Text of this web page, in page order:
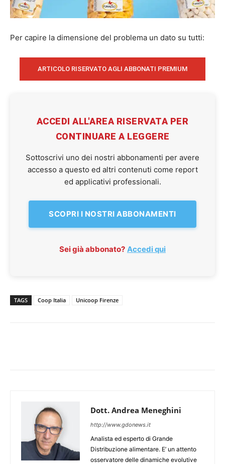
Per capire la dimensione del problema un dato su tutti:
ARTICOLO RISERVATO AGLI ABBONATI PREMIUM
ACCEDI ALL'AREA RISERVATA PER
CONTINUARE A LEGGERE
Sottoscrivi uno dei nostri abbonamenti per avere
accesso a questo ed altri contenuti come report
ed applicativi professionali.
SCOPRI I NOSTRI ABBONAMENTI
Sei già abbonato? Accedi qui
TAGS Coop Italia Unicoop Firenze
Dott. Andrea Meneghini
http://www.gdonews.it
Analista ed esperto di Grande
Distribuzione alimentare. E’ un attento
osservatore delle dinamiche evolutive